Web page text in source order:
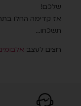
שלכם!
אז קדימה החלו
תשכחו…
רוצים לעצב